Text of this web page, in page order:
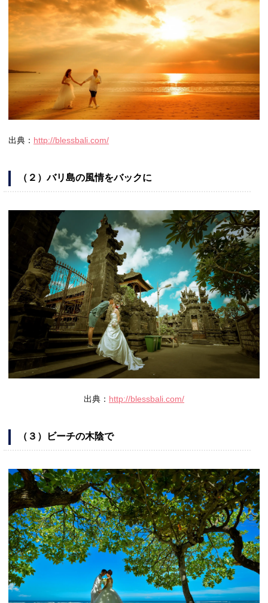
出典： http://blessbali.com/
（２）バリ島の風情をバックに
出典： http://blessbali.com/
（３）ビーチの木陰で